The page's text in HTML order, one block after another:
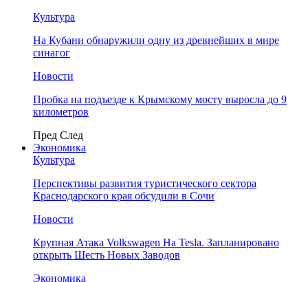
Культура
На Кубани обнаружили одну из древнейших в мире
синагог
Новости
Пробка на подъезде к Крымскому мосту выросла до 9
километров
Пред След
Экономика
Культура
Перспективы развития туристического сектора
Краснодарского края обсудили в Сочи
Новости
Крупная Атака Volkswagen На Tesla. Запланировано
открыть Шесть Новых Заводов
Экономика